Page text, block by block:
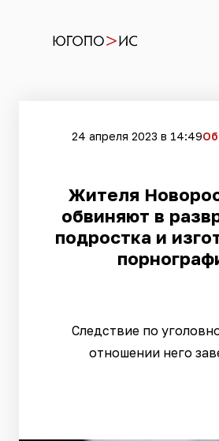
24 апреля 2023 в 14:49
Жителя
обвиняют в
подростка и
Следствие по
отношении него